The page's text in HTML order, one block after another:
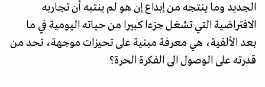
الجديد وما ينتجه من إبداع إن هو لم ينتبه أن تجاربه
الافتراضية التي تشغل جزءا كبيرا من حياته اليومية في ما
بعد الألفية، هي معرفة مبنية على تحيزات موجهة، تحد من
قدرته على الوصول الى الفكرة الحرة؟